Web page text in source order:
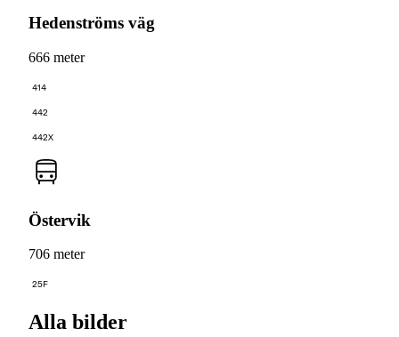
Hedenströms väg
666 meter
414
442
442X
Östervik
706 meter
25F
Alla bilder